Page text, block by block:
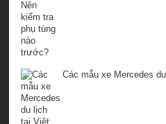
Các mẫu xe Mercedes